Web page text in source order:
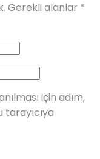
Gerekli alanlar *
için adım,